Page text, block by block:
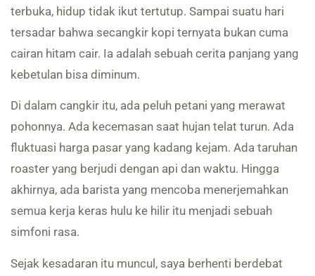
terbuka, hidup tidak ikut tertutup. Sampai suatu hari
tersadar bahwa secangkir kopi ternyata bukan cuma
cairan hitam cair. Ia adalah sebuah cerita panjang yang
kebetulan bisa diminum.
Di dalam cangkir itu, ada peluh petani yang merawat
pohonnya. Ada kecemasan saat hujan telat turun. Ada
fluktuasi harga pasar yang kadang kejam. Ada taruhan
roaster yang berjudi dengan api dan waktu. Hingga
akhirnya, ada barista yang mencoba menerjemahkan
semua kerja keras hulu ke hilir itu menjadi sebuah
simfoni rasa.
Sejak kesadaran itu muncul, saya berhenti berdebat